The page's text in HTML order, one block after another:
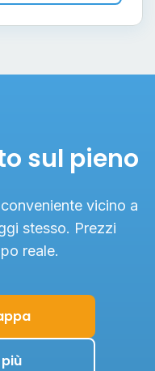
sul pieno
vicino a
stesso. Prezzi
reale.